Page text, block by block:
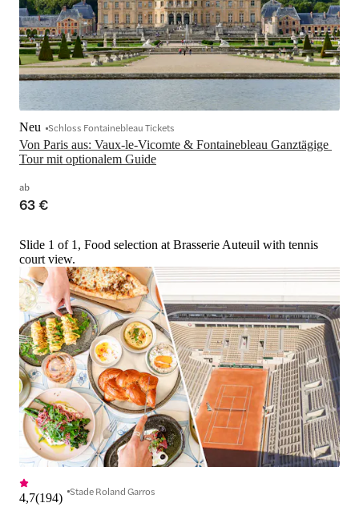
Von Paris aus: Vaux-le-Vicomte & Fontainebleau Ganztägige
Tour mit optionalem Guide
Neu Schloss Fontainebleau Tickets
ab
63 €
Slide 1 of 1, Food selection at Brasserie Auteuil with tennis
court view.
4,7(194) Stade Roland Garros